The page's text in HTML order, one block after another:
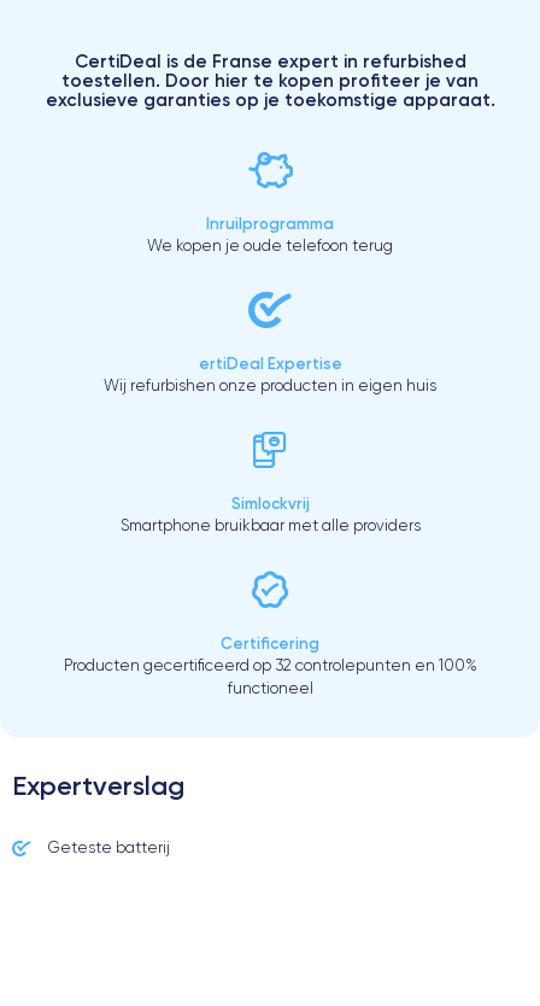
CertiDeal is de Franse expert in refurbished
toestellen. Door hier te kopen profiteer je van
exclusieve garanties op je toekomstige apparaat.
Inruilprogramma
We kopen je oude telefoon terug
ertiDeal Expertise
Wij refurbishen onze producten in eigen huis
Simlockvrij
Smartphone bruikbaar met alle providers
Certificering
Producten gecertificeerd op 32 controlepunten en 100%
functioneel
Expertverslag
Geteste batterij